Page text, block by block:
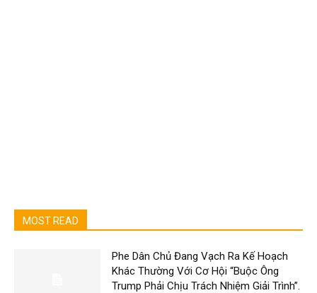
MOST READ
Phe Dân Chủ Đang Vạch Ra Kế Hoạch
Khác Thường Với Cơ Hội “Buộc Ông
Trump Phải Chịu Trách Nhiệm Giải Trình”.